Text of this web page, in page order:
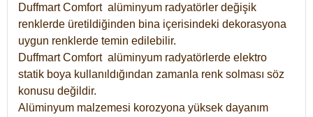
Duffmart Comfort alüminyum radyatörler değişik
renklerde üretildiğinden bina içerisindeki dekorasyona
uygun renklerde temin edilebilir.
DuffmartComfort alüminyum radyatörlerde elektro
statik boya kullanıldığından zamanla renk solması söz
konusu değildir.
Alüminyum malzemesi korozyona yüksek dayanım